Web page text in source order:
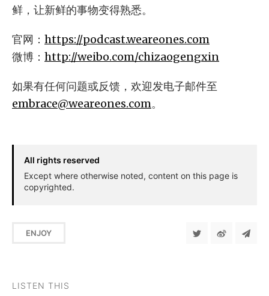
鲜，让新鲜的事物变得熟悉。
官网： https://podcast.weareones.com
微博： http://weibo.com/chizaogengxin
如果有任何问题或反馈，欢迎发电子邮件至
embrace@weareones.com。
All rights reserved
Except where otherwise noted, content on this page is
copyrighted.
ENJOY
LISTEN THIS